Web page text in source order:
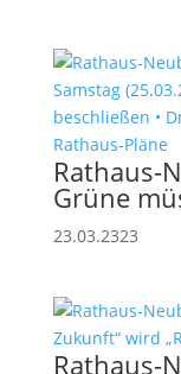
Rathaus-
Grüne
23.03.2323
Rathaus-